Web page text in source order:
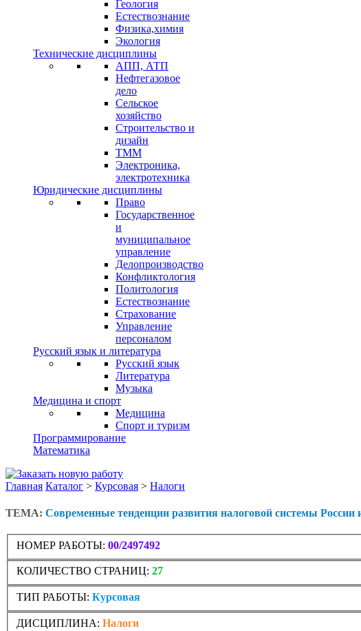
Геология
Естествознание
Физика,химия
Экология
Технические дисциплины
АПП, АТП
Нефтегазовое
дело
Сельское
хозяйство
Строительство и
дизайн
ТММ
Электроника,
электротехника
Юридические дисциплины
Право
Государственное
и
муниципальное
управление
Делопроизводство
Конфликтология
Политология
Естествознание
Страхование
Управление
персоналом
Русский язык и литература
Русский язык
Литература
Музыка
Медицина и спорт
Медицина
Спорт и туризм
Программирование
Математика
Главная Каталог > Курсовая > Налоги
ТЕМА: Современные тенденции развития налоговой системы
НОМЕР РАБОТЫ: 00/2497492
КОЛИЧЕСТВО СТРАНИЦ: 27
ТИП РАБОТЫ: Курсовая
ДИСЦИПЛИНА: Налоги